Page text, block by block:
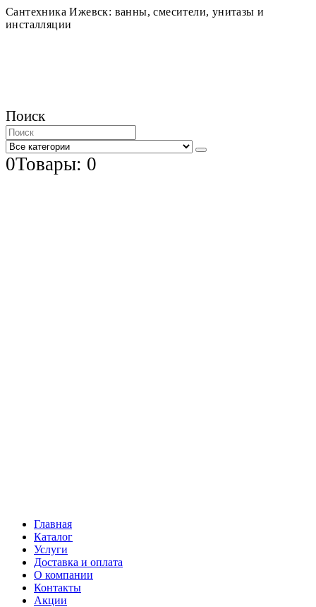
Сантехника Ижевск: ванны, смесители, унитазы и
инсталляции
Поиск
0Товары: 0
Главная
Каталог
Услуги
Доставка и оплата
О компании
Контакты
Акции